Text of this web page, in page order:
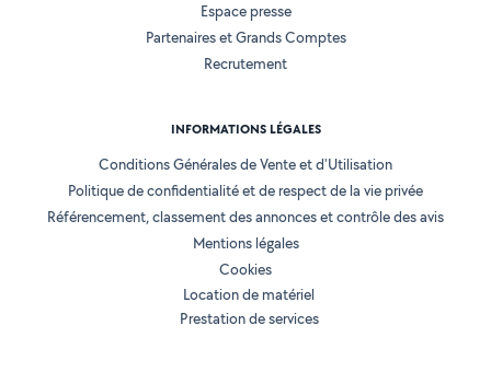
Espace presse
Partenaires et Grands Comptes
Recrutement
INFORMATIONS LÉGALES
Conditions Générales de Vente et d'Utilisation
Politique de confidentialité et de respect de la vie privée
Référencement, classement des annonces et contrôle des avis
Mentions légales
Cookies
Location de matériel
Prestation de services